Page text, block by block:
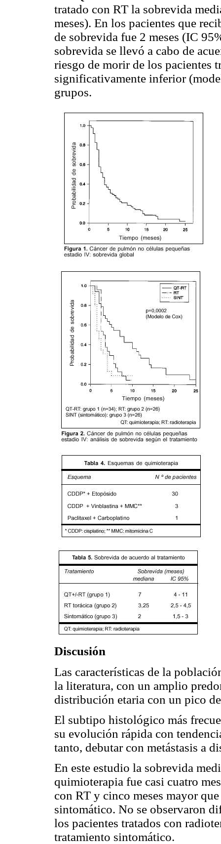
tratado con RT la sobrevida
meses). En los pacientes que
de sobrevida fue 2 meses (IC
sobrevida se llevó a cabo de
riesgo de morir de los pacientes
significativamente inferior
grupos.
Discusión
Las características de la
la literatura, con un amplio
distribución etaria con un pico
El subtipo histológico más
su evolución rápida con
tanto, debutar con metástasis a
En este estudio la sobrevida
quimioterapia fue casi cuatro
con RT y cinco meses mayor
sintomático. No se observaron
los pacientes tratados con
tratamiento sintomático.